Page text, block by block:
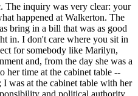
The inquiry was very clear: your
happened at Walkerton. The
bring in a bill that was as good
in. I don't care where you sit in
for somebody like Marilyn,
and, from the day she was a
her time at the cabinet table --
was at the cabinet table with her
and political authority